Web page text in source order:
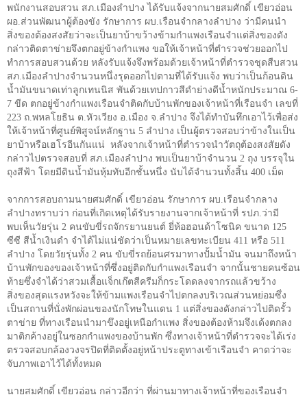
พนักงานสอบสวน สภ.เมืองลำปาง ได้รับแจ้งจากนายสมศักดิ์ เขียวอ่อน
ผอ.ส่วนพัฒนาผู้ต้องขัง รักษาการ ผบ.เรือนจำกลางลำปาง ว่ามีคนนำ
สิ่งของต้องสงสัยว่าจะเป็นยาบ้าขว้างข้ามกำแพงเรือนจำแต่สิ่งของดัง
กล่าวติดตาข่ายจึงตกอยู่ข้างกำแพง ขอให้เจ้าหน้าที่ตำรวจช่วยออกไป
ทำการสอบสวนด้วย หลังรับแจ้งจึงพร้อมด้วยเจ้าหน้าที่ตำรวจชุดสืบสวน
สภ.เมืองลำปางจำนวนหนึ่งรุดออกไปตามที่ได้รับแจ้ง พบว่าเป็นก้อนดิน
น้ำมันขนาดเท่าลูกเทนนิส พันด้วยเทปกาวสีดำย่างดีน้ำหนักประมาณ 6-
7 ขีด ตกอยู่ข้างกำแพงเรือนจำติดกับบ้านพักของเจ้าหน้าที่เรือนจำ เลขที่
223 ถ.พหลโยธิน ต.หัวเวียง อ.เมือง จ.ลำปาง จึงได้ทำบันทึกเอาไว้เพื่อส่ง
ให้เจ้าหน้าที่ศูนย์พิสูจน์หลักฐาน 5 ลำปาง เป็นผู้ตรวจสอบว่าข้างในเป็น
ยาบ้าหรือเฮโรอีนกันแน่ หลังจากเจ้าหน้าที่ตำรวจนำวัตถุต้องสงสัยดัง
กล่าวไปตรวจสอบที่ สภ.เมืองลำปาง พบเป็นยาบ้าจำนวน 2 ถุง บรรจุใน
ถุงสีฟ้า โดยมีดินน้ำมันหุ้มทับอีกชั้นหนึ่ง นับได้จำนวนทั้งสิ้น 400 เม็ด
จากการสอบถามนายศมศักดิ์ เขียวอ่อน รักษาการ ผบ.เรือนจำกลาง
ลำปางทราบว่า ก่อนที่เกิดเหตุได้รับรายงานจากเจ้าหน้าที่ รปภ.ว่ามี
พบเห็นวัยรุ่น 2 คนขับขี่รถจักรยานยนต์ ยี่ห้อฮอนด้าโซนิค ขนาด 125
ซีซี สีน้ำเงินดำ จำได้ไม่แน่ชัดว่าเป็นหมายเลขทะเบียน 411 หรือ 511
ลำปาง โดยวัยรุ่นทั้ง 2 คน ขับขี่รถย้อนศรมาทางปั้มน้ำมัน จนมาถึงหน้า
บ้านพักของของเจ้าหน้าที่ซึ่งอยู่ติดกับกำแพงเรือนจำ จากนั้นชายคนซ้อน
ท้ายซึ่งจำได้ว่าสวมเสื้อแจ็กเก๊ตสีครีมก็กระโดดลงจากรถแล้วขว้าง
สิ่งของสุดแรงหวังจะให้ข้ามแพงเรือนจำไปตกลงบริเวณส่วนหย่อมซึ่ง
เป็นสถานที่นั่งพักผ่อนของนักโทษในแดน 1 แต่สิ่งของดังกล่าวไปติดรั้ว
ตาข่าย ที่ทางเรือนนำมาขึงอยู่เหนือกำแพง สิ่งของต้องห้ามจึงเด้งตกลง
มาติกค้างอยู่ในซอกกำแพงของบ้านพัก ซึ่งทางเจ้าหน้าที่ตำรวจจะได้เร่ง
ตรวจสอบกล้องวงจรปิดที่ติดตั้งอยู่หน้าประตูทางเข้าเรือนจำ คาดว่าจะ
จับภาพเอาไว้ได้ทั้งหมด
นายสมศักดิ์ เขียวอ่อน กล่าวอีกว่า ที่ผ่านมาทางเจ้าหน้าที่ของเรือนจำ